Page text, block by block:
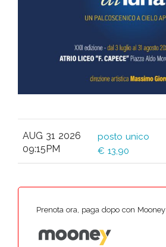
AUG 31 2026
09:15PM
posto unico
€ 13,90
Prenota ora, paga dopo con Mooney